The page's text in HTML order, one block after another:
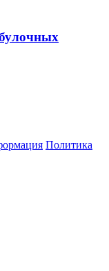
Политика